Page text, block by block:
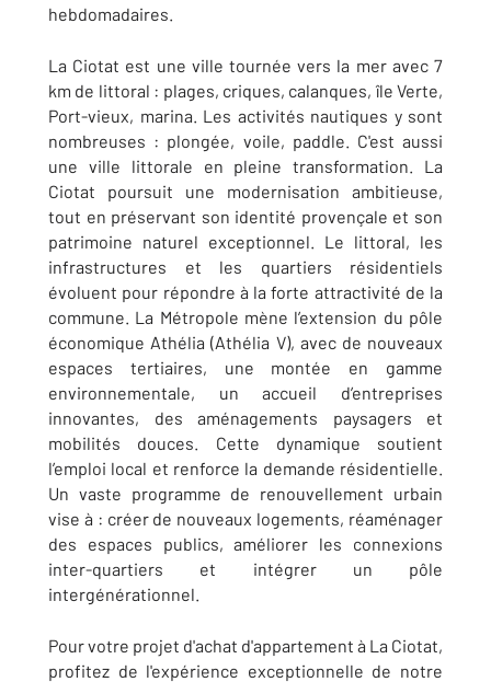
hebdomadaires.
La Ciotat est une ville tournée vers la mer avec 7
km de littoral : plages, criques, calanques, île Verte,
Port-vieux, marina. Les activités nautiques y sont
nombreuses : plongée, voile, paddle. C'est aussi
une ville littorale en pleine transformation. La
Ciotat poursuit une modernisation ambitieuse,
tout en préservant son identité provençale et son
patrimoine naturel exceptionnel. Le littoral, les
infrastructures et les quartiers résidentiels
évoluent pour répondre à la forte attractivité de la
commune. La Métropole mène l’extension du pôle
économique Athélia (Athélia V), avec de nouveaux
espaces tertiaires, une montée en gamme
environnementale, un accueil d’entreprises
innovantes, des aménagements paysagers et
mobilités douces. Cette dynamique soutient
l’emploi local et renforce la demande résidentielle.
Un vaste programme de renouvellement urbain
vise à : créer de nouveaux logements, réaménager
des espaces publics, améliorer les connexions
inter-quartiers et intégrer un pôle
intergénérationnel.
Pour votre projet d'achat d'appartement à La Ciotat,
profitez de l'expérience exceptionnelle de notre